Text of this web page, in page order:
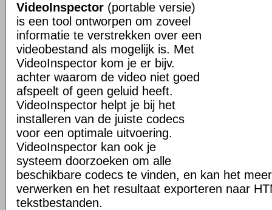
VideoInspector (portable versie)
is een tool ontworpen om zoveel
informatie te verstrekken over een
videobestand als mogelijk is. Met
VideoInspector kom je er bijv.
achter waarom de video niet goed
afspeelt of geen geluid heeft.
VideoInspector helpt je bij het
installeren van de juiste codecs
voor een optimale uitvoering.
VideoInspector kan ook je
systeem doorzoeken om alle
beschikbare codecs te vinden, en kan het
verwerken en het resultaat exporteren naar
tekstbestanden.